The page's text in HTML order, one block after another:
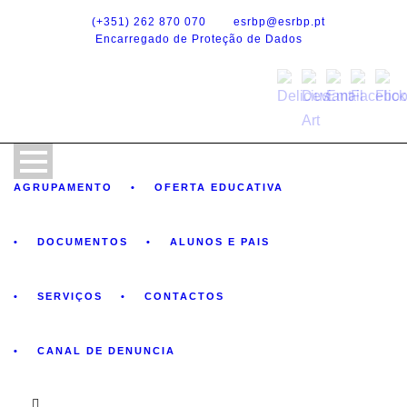
(+351) 262 870 070
esrbp@esrbp.pt
Encarregado de Proteção de Dados
AGRUPAMENTO OFERTA EDUCATIVA
DOCUMENTOS ALUNOS E PAIS
SERVIÇOS CONTACTOS
CANAL DE DENUNCIA